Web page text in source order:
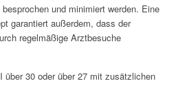
und minimiert werden. Eine
garantiert außerdem, dass der
regelmäßige Arztbesuche
über 30 oder über 27 mit zusätzlichen